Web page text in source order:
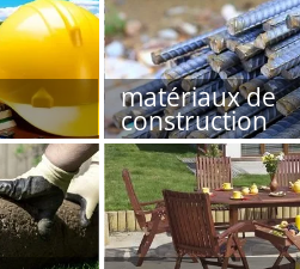
matériaux de
construction